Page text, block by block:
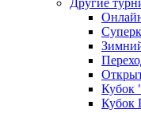
Другие
Кубок
Кубок